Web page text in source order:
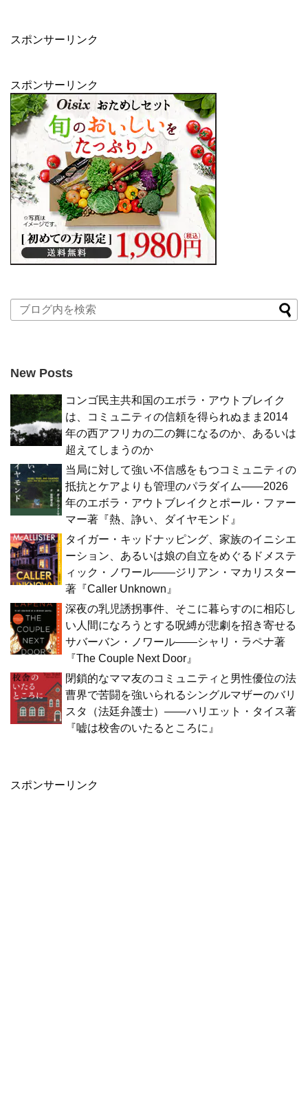
スポンサーリンク
スポンサーリンク
New Posts
コンゴ民主共和国のエボラ・アウトブレイク
は、コミュニティの信頼を得られぬまま2014
年の西アフリカの二の舞になるのか、あるいは
超えてしまうのか
当局に対して強い不信感をもつコミュニティの
抵抗とケアよりも管理のパラダイム――2026
年のエボラ・アウトブレイクとポール・ファー
マー著『熱、諍い、ダイヤモンド』
タイガー・キッドナッピング、家族のイニシエ
ーション、あるいは娘の自立をめぐるドメステ
ィック・ノワール――ジリアン・マカリスター
著『Caller Unknown』
深夜の乳児誘拐事件、そこに暮らすのに相応し
い人間になろうとする呪縛が悲劇を招き寄せる
サバーバン・ノワール――シャリ・ラペナ著
『The Couple Next Door』
閉鎖的なママ友のコミュニティと男性優位の法
曹界で苦闘を強いられるシングルマザーのバリ
スタ（法廷弁護士）――ハリエット・タイス著
『嘘は校舎のいたるところに』
スポンサーリンク